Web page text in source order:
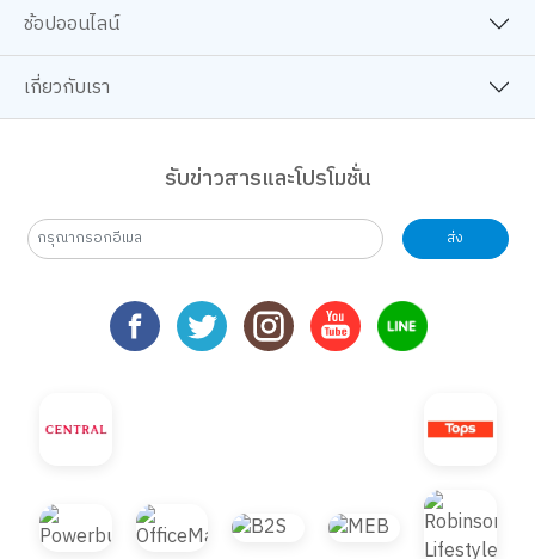
ช้อปออนไลน์
เกี่ยวกับเรา
รับข่าวสารและโปรโมชั่น
ส่ง